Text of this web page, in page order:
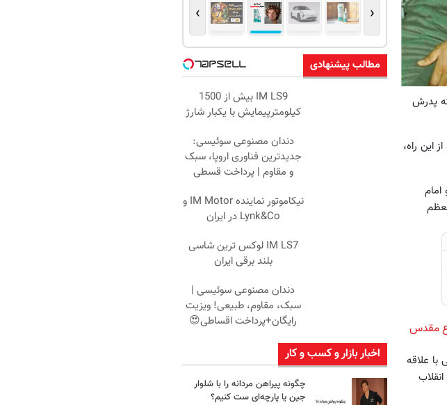
شد، که پدرش
این راه،
مقدس
علاقه
‹
›
مطالب پیشنهادی
IM LS9 بیش از 1500
کیلومترپیمایش با یکبار شارژ
دندان مصنوعی سوئیسی:
جدیدترین فناوری اروپا، سبک
و مقاوم | پرداخت قسطی
نیکاموتور نماینده IM Motor و
Lynk&Co در ایران
IM LS7 لوکس ترین شاسی
بلند برقی ایران
دندان مصنوعی سوئیسی |
سبک، مقاوم، طبیعی! ویزیت
رایگان+پرداخت اقساطی😍
اخبار بازار و کسب و کار
چگونه پیراهن مردانه را با شلوار
جین یا پارچه‌ای ست کنیم؟